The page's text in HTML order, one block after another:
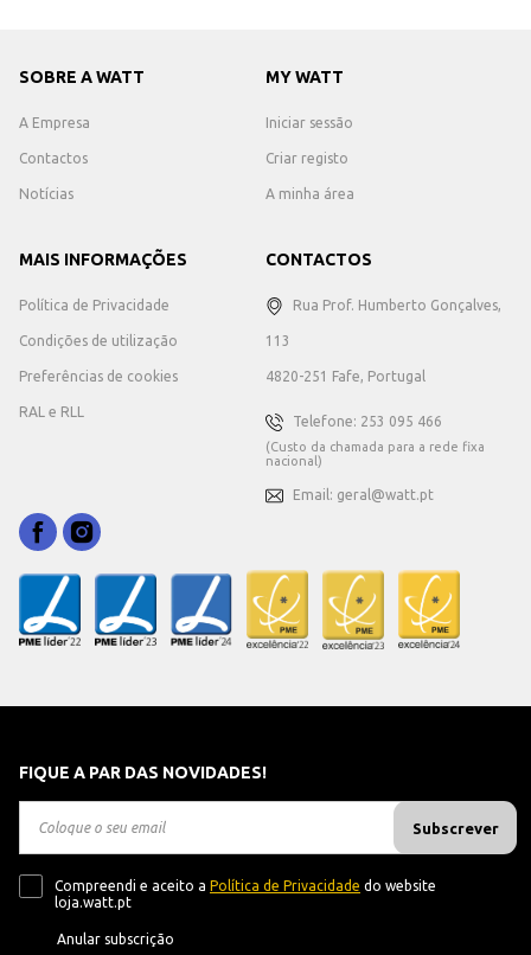
SOBRE A WATT
A Empresa
Contactos
Notícias
MY WATT
Iniciar sessão
Criar registo
A minha área
MAIS INFORMAÇÕES
Política de Privacidade
Condições de utilização
Preferências de cookies
RAL e RLL
CONTACTOS
Rua Prof. Humberto Gonçalves,
113
4820-251 Fafe, Portugal
Telefone: 253 095 466
(Custo da chamada para a rede fixa
nacional)
Email: geral@watt.pt
FIQUE A PAR DAS NOVIDADES!
Subscrever
Compreendi e aceito a Política de Privacidade do website
loja.watt.pt
Anular subscrição